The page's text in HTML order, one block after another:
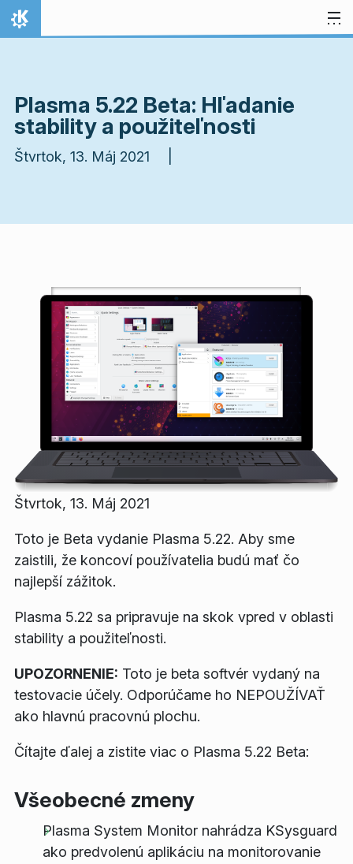
Preskočiť na obsah
Domov
Plasma 5.22 Beta: Hľadanie
stability a použiteľnosti
Štvrtok, 13. Máj 2021 |
Štvrtok, 13. Máj 2021
Toto je Beta vydanie Plasma 5.22. Aby sme
zaistili, že koncoví používatelia budú mať čo
najlepší zážitok.
Plasma 5.22 sa pripravuje na skok vpred v oblasti
stability a použiteľnosti.
UPOZORNENIE: Toto je beta softvér vydaný na
testovacie účely. Odporúčame ho NEPOUŽÍVAŤ
ako hlavnú pracovnú plochu.
Čítajte ďalej a zistite viac o Plasma 5.22 Beta:
Všeobecné zmeny
Plasma System Monitor nahrádza KSysguard
ako predvolenú aplikáciu na monitorovanie